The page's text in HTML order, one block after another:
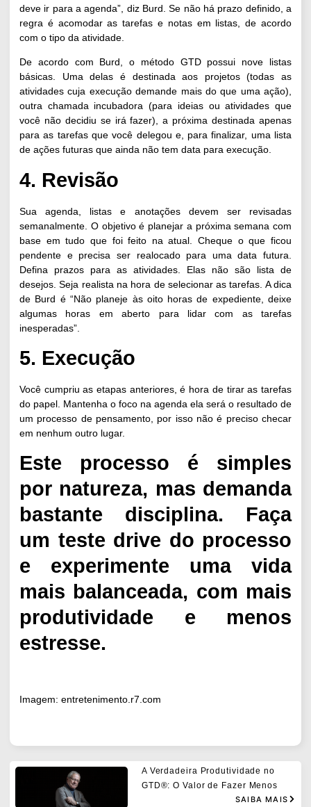
deve ir para a agenda”, diz Burd. Se não há prazo definido, a
regra é acomodar as tarefas e notas em listas, de acordo
com o tipo da atividade.
De acordo com Burd, o método GTD possui nove listas
básicas. Uma delas é destinada aos projetos (todas as
atividades cuja execução demande mais do que uma ação),
outra chamada incubadora (para ideias ou atividades que
você não decidiu se irá fazer), a próxima destinada apenas
para as tarefas que você delegou e, para finalizar, uma lista
de ações futuras que ainda não tem data para execução.
4. Revisão
Sua agenda, listas e anotações devem ser revisadas
semanalmente. O objetivo é planejar a próxima semana com
base em tudo que foi feito na atual. Cheque o que ficou
pendente e precisa ser realocado para uma data futura.
Defina prazos para as atividades. Elas não são lista de
desejos. Seja realista na hora de selecionar as tarefas. A dica
de Burd é “Não planeje às oito horas de expediente, deixe
algumas horas em aberto para lidar com as tarefas
inesperadas”.
5. Execução
Você cumpriu as etapas anteriores, é hora de tirar as tarefas
do papel. Mantenha o foco na agenda ela será o resultado de
um processo de pensamento, por isso não é preciso checar
em nenhum outro lugar.
Este processo é simples
por natureza, mas demanda
bastante disciplina. Faça
um teste drive do processo
e experimente uma vida
mais balanceada, com mais
produtividade e menos
estresse.
Imagem: entretenimento.r7.com
A Verdadeira Produtividade no
GTD®: O Valor de Fazer Menos
SAIBA MAIS